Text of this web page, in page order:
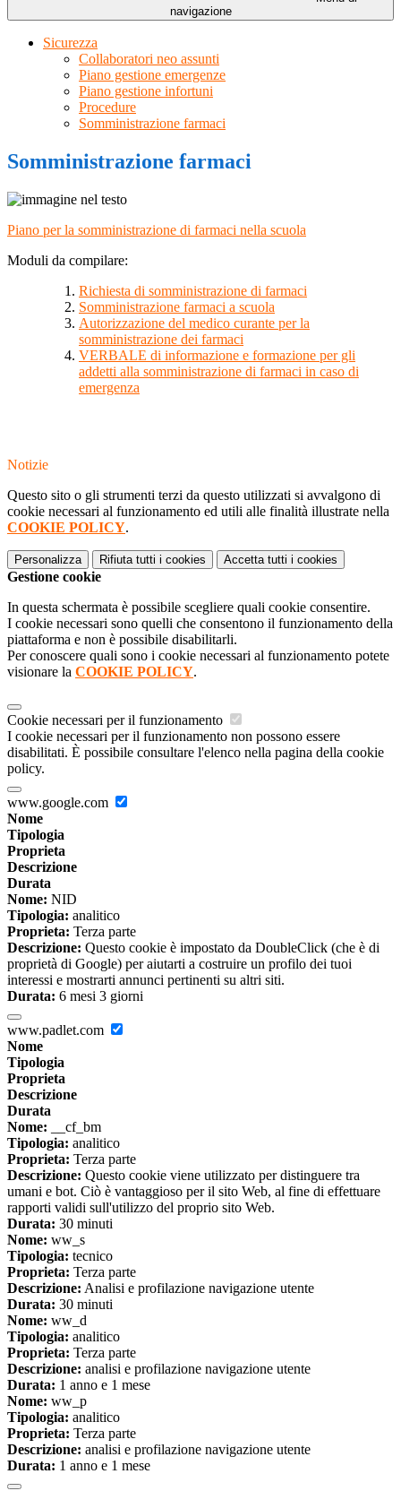
navigazione
Sicurezza
Collaboratori neo assunti
Piano gestione emergenze
Piano gestione infortuni
Procedure
Somministrazione farmaci
Somministrazione farmaci
Piano per la somministrazione di farmaci nella scuola
Moduli da compilare:
Richiesta di somministrazione di farmaci
Somministrazione farmaci a scuola
Autorizzazione del medico curante per la
somministrazione dei farmaci
VERBALE di informazione e formazione per gli
addetti alla somministrazione di farmaci in caso di
emergenza
Notizie
Questo sito o gli strumenti terzi da questo utilizzati si avvalgono di
cookie necessari al funzionamento ed utili alle finalità illustrate nella
COOKIE POLICY.
Personalizza Rifiuta tutti i cookies Accetta tutti i cookies
Gestione cookie
In questa schermata è possibile scegliere quali cookie consentire.
I cookie necessari sono quelli che consentono il funzionamento della
piattaforma e non è possibile disabilitarli.
Per conoscere quali sono i cookie necessari al funzionamento potete
visionare la COOKIE POLICY.
Cookie necessari per il funzionamento
I cookie necessari per il funzionamento non possono essere
disabilitati. È possibile consultare l'elenco nella pagina della cookie
policy.
www.google.com
Nome
Tipologia
Proprieta
Descrizione
Durata
Nome: NID
Tipologia: analitico
Proprieta: Terza parte
Descrizione: Questo cookie è impostato da DoubleClick (che è di
proprietà di Google) per aiutarti a costruire un profilo dei tuoi
interessi e mostrarti annunci pertinenti su altri siti.
Durata: 6 mesi 3 giorni
www.padlet.com
Nome
Tipologia
Proprieta
Descrizione
Durata
Nome: __cf_bm
Tipologia: analitico
Proprieta: Terza parte
Descrizione: Questo cookie viene utilizzato per distinguere tra
umani e bot. Ciò è vantaggioso per il sito Web, al fine di effettuare
rapporti validi sull'utilizzo del proprio sito Web.
Durata: 30 minuti
Nome: ww_s
Tipologia: tecnico
Proprieta: Terza parte
Descrizione: Analisi e profilazione navigazione utente
Durata: 30 minuti
Nome: ww_d
Tipologia: analitico
Proprieta: Terza parte
Descrizione: analisi e profilazione navigazione utente
Durata: 1 anno e 1 mese
Nome: ww_p
Tipologia: analitico
Proprieta: Terza parte
Descrizione: analisi e profilazione navigazione utente
Durata: 1 anno e 1 mese